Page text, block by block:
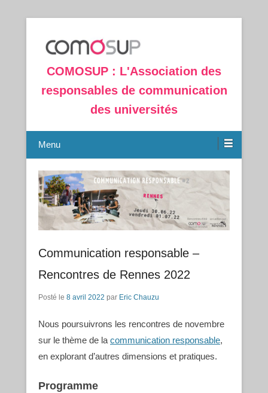
COMOSUP : L'Association des
responsables de communication
des universités
Menu
Communication responsable –
Rencontres de Rennes 2022
Posté le 8 avril 2022 par Eric Chauzu
Nous poursuivrons les rencontres de novembre
sur le thème de lacommunication responsable,
en explorant d’autres dimensions et pratiques.
Programme